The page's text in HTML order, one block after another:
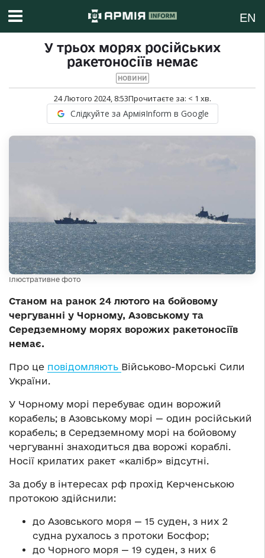
EN
У трьох морях російських
ракетоносіїв немає
НОВИНИ
24 Лютого 2024, 8:53Прочитаєте за: < 1 хв.
Слідкуйте за АрміяInform в Google
Ілюстративне фото
Станом на ранок 24 лютого на бойовому
чергуванні у Чорному, Азовському та
Середземному морях ворожих ракетоносіїв
немає.
Про це повідомляють Військово-Морські Сили
України.
У Чорному морі перебуває один ворожий
корабель; в Азовському морі — один російський
корабель; в Середземному морі на бойовому
чергуванні знаходиться два ворожі кораблі.
Носії крилатих ракет «калібр» відсутні.
За добу в інтересах рф прохід Керченською
протокою здійснили:
до Азовського моря — 15 суден, з них 2
судна рухалось з протоки Босфор;
до Чорного моря — 19 суден, з них 6